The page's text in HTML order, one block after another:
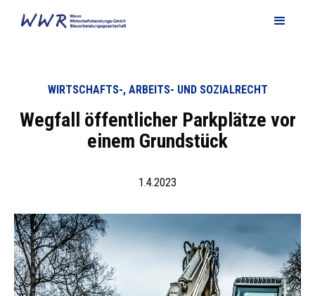
WIRTSCHAFTS-, ARBEITS- UND SOZIALRECHT
Wegfall öffentlicher Parkplätze vor
einem Grundstück
1.4.2023